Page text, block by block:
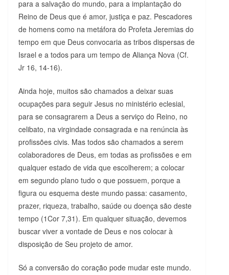
para a salvação do mundo, para a implantação do
Reino de Deus que é amor, justiça e paz. Pescadores
de homens como na metáfora do Profeta Jeremias do
tempo em que Deus convocaria as tribos dispersas de
Israel e a todos para um tempo de Aliança Nova (Cf.
Jr 16, 14-16).
Ainda hoje, muitos são chamados a deixar suas
ocupações para seguir Jesus no ministério eclesial,
para se consagrarem a Deus a serviço do Reino, no
celibato, na virgindade consagrada e na renúncia às
profissões civis. Mas todos são chamados a serem
colaboradores de Deus, em todas as profissões e em
qualquer estado de vida que escolherem; a colocar
em segundo plano tudo o que possuem, porque a
figura ou esquema deste mundo passa: casamento,
prazer, riqueza, trabalho, saúde ou doença são deste
tempo (1Cor 7,31). Em qualquer situação, devemos
buscar viver a vontade de Deus e nos colocar à
disposição de Seu projeto de amor.
Só a conversão do coração pode mudar este mundo.